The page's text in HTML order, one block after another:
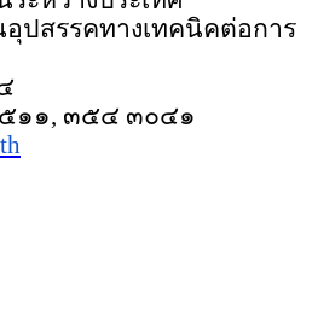
ปสรรคทางเทคนิคต่อการ
๑๑, ๓๕๔ ๓๐๔๑